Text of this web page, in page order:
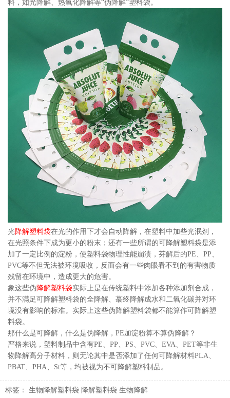
料，如光降解、热氧化降解等“伪降解”塑料袋。
光降解塑料袋在光的作用下才会自动降解，在塑料中加些光泯剂，
在光照条件下成为更小的粉末；还有一些所谓的可降解塑料袋是添
加了一定比例的淀粉，使塑料袋物理性能崩溃，芬解后的PE、PP、
PVC等不但无法被环境吸收，反而会有一些肉眼看不到的有害物质
残留在环境中，造成更大的危害。
象这些伪 降解塑料袋实际上是在传统塑料中添加各种添加剂合成，
并不满足可降解塑料袋的全降解、蕞终降解成水和二氧化碳并对环
境没有影响的标准。实际上这些伪降解塑料袋都不能算作可降解塑
料袋。
那什么是可降解，什么是伪降解，PE加淀粉算不算伪降解？
严格来说，塑料制品中含有PE、PP、PS、PVC、EVA、PET等非生
物降解高分子材料，则无论其中是否添加了任何可降解材料PLA、
PBAT、PHA、St等，均被视为不可降解塑料制品。
标签： 生物降解塑料袋 降解塑料袋 生物降解